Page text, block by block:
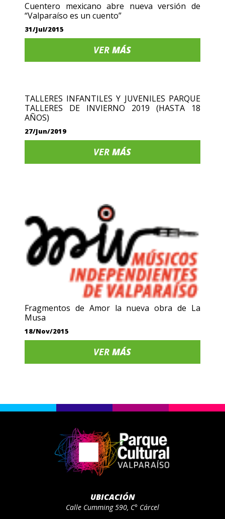
Cuentero mexicano abre nueva versión de
“Valparaíso es un cuento”
31/Jul/2015
VERMÁS
TALLERES INFANTILES Y JUVENILES PARQUE
TALLERES DE INVIERNO 2019 (HASTA 18
AÑOS)
27/Jun/2019
VERMÁS
Fragmentos de Amor la nueva obra de La
Musa
18/Nov/2015
VERMÁS
UBICACIÓN
Calle Cumming 590, C° Cárcel